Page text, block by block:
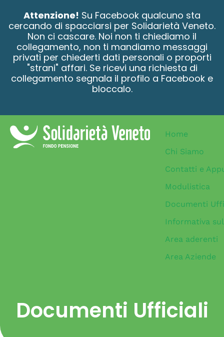
Attenzione! Su Facebook qualcuno sta
cercando di spacciarsi per Solidarietà Veneto.
Non ci cascare. Noi non ti chiediamo il
collegamento, non ti mandiamo messaggi
privati per chiederti dati personali o proporti
"strani" affari. Se ricevi una richiesta di
collegamento segnala il profilo a Facebook e
bloccalo.
Home
Chi Siamo
Contatti e
Modulistica
Documenti
Informativa
Area aderenti
Area Aziende
Documenti Ufficiali